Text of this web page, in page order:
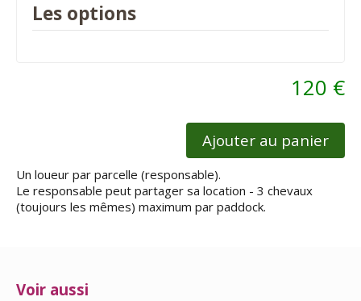
Les options
120 €
Ajouter au panier
Un loueur par parcelle (responsable).
Le responsable peut partager sa location - 3 chevaux
(toujours les mêmes) maximum par paddock.
Voir aussi